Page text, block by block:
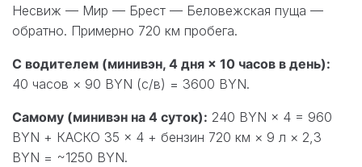
Несвиж — Мир — Брест — Беловежская пуща —
обратно. Примерно 720 км пробега.
С водителем (минивэн, 4 дня × 10 часов в день):
40 часов × 90 BYN (с/в) = 3600 BYN.
Самому (минивэн на 4 суток): 240 BYN × 4 = 960
BYN + КАСКО 35 × 4 + бензин 720 км × 9 л × 2,3
BYN = ~1250 BYN.